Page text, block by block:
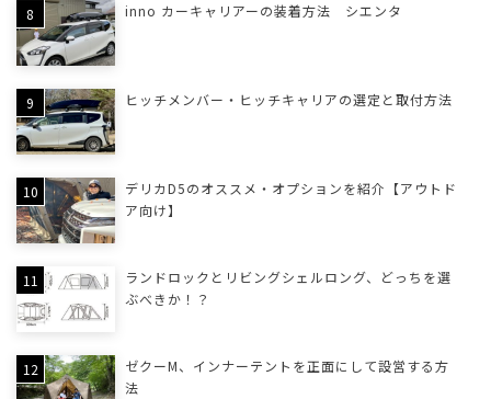
inno カーキャリアーの装着方法 シエンタ
ヒッチメンバー・ヒッチキャリアの選定と取付方法
デリカD5のオススメ・オプションを紹介【アウトド
ア向け】
ランドロックとリビングシェルロング、どっちを選
ぶべきか！？
ゼクーM、インナーテントを正面にして設営する方
法